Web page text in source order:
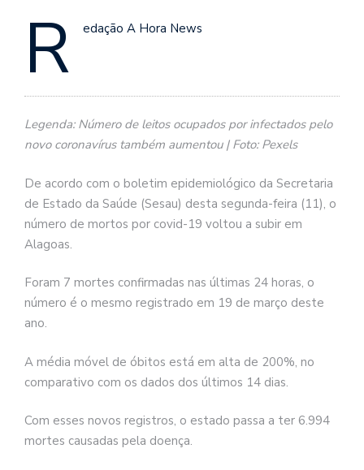
R edação A Hora News
Legenda: Número de leitos ocupados por infectados pelo
novo coronavírus também aumentou | Foto: Pexels
De acordo com o boletim epidemiológico da Secretaria
de Estado da Saúde (Sesau) desta segunda-feira (11), o
número de mortos por covid-19 voltou a subir em
Alagoas.
Foram 7 mortes confirmadas nas últimas 24 horas, o
número é o mesmo registrado em 19 de março deste
ano.
A média móvel de óbitos está em alta de 200%, no
comparativo com os dados dos últimos 14 dias.
Com esses novos registros, o estado passa a ter 6.994
mortes causadas pela doença.